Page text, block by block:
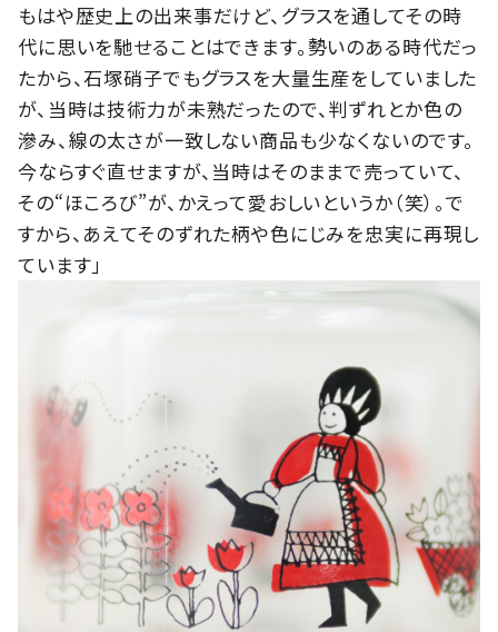
もはや歴史上の出来事だけど、グラスを通してその時
代に思いを馳せることはできます。勢いのある時代だっ
たから、石塚硝子でもグラスを大量生産をしていました
が、当時は技術力が未熟だったので、判ずれとか色の
滲み、線の太さが一致しない商品も少なくないのです。
今ならすぐ直せますが、当時はそのままで売っていて、
その“ほころび”が、かえって愛おしいというか（笑）。で
すから、あえてそのずれた柄や色にじみを忠実に再現し
ています」